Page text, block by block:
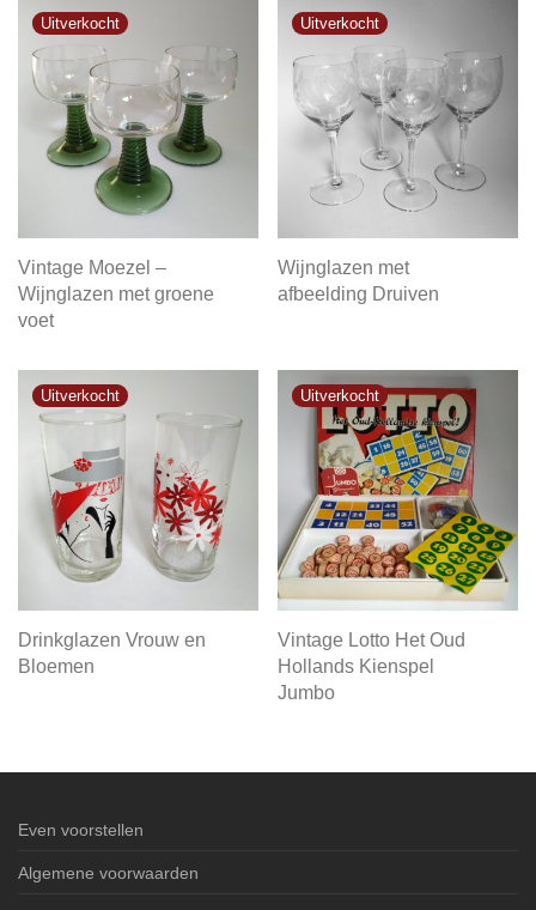
Vintage Moezel –
Wijnglazen met groene
voet
Wijnglazen met
afbeelding Druiven
Drinkglazen Vrouw en
Bloemen
Vintage Lotto Het Oud
Hollands Kienspel
Jumbo
Even voorstellen
Algemene voorwaarden